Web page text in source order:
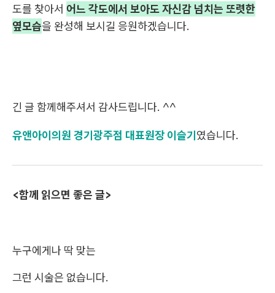
도를 찾아서 어느 각도에서 보아도 자신감 넘치는 또렷한
옆모습을 완성해 보시길 응원하겠습니다.
긴 글 함께해주셔서 감사드립니다. ^^
유앤아이의원 경기광주점 대표원장 이슬기였습니다.
<함께 읽으면 좋은 글>
누구에게나 딱 맞는
그런 시술은 없습니다.